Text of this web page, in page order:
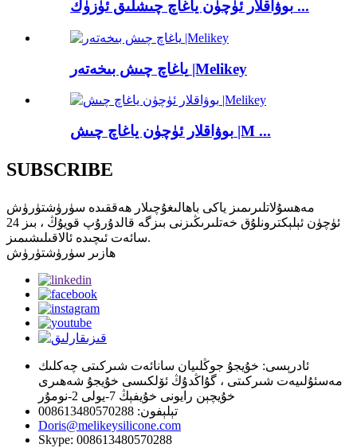
بوۋاقلار ئۈچۈن ياغاچ چىشلىق ئۈزۈك ...
ياغاچ چىش بىخەتەر |Melikey
بوۋاقلار ئۈچۈن ياغاچ چىش |M ...
SUBSCRIBE
مەھسۇلاتلىرىمىز ياكى باھالىغۇچىلار ھەققىدە سۈرۈشتۈرۈش
ئۈچۈن ئېلېكترونلۇق خەتلىرىڭىزنى بىزگە قالدۇرۇپ قويۇڭ ، بىز 24
سائەت ئىچىدە ئالاقىلىشىمىز.
ھازىر سۈرۈشتۈرۈش
ئادرېسى: خۇيجۇ جوڭلىيان سانائەت شىركىتى چەكلىك
مەسئۇلىيەت شىركىتى ، گۇاڭدۇڭ ئۆلكىسى خۇيجۇ شەھىرى
خۇيچېن رايونى خۇيفېڭ 7-يولى 2-نومۇر
تېلېفون: 008613480570288
Doris@melikeysilicone.com
Skype: 008613480570288